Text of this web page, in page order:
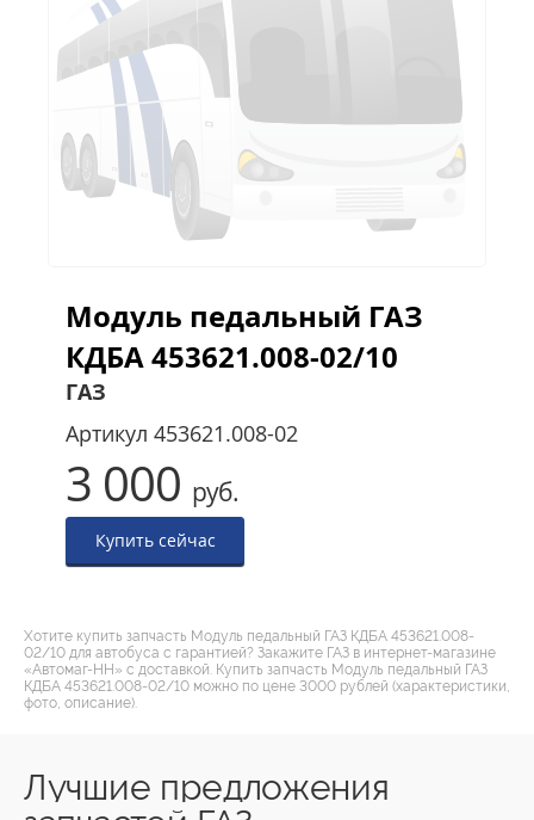
Модуль педальный ГАЗ
КДБА 453621.008-02/10
ГАЗ
Артикул 453621.008-02
3 000 руб.
Купить сейчас
Хотите купить запчасть Модуль педальный ГАЗ КДБА 453621.008-
02/10 для автобуса с гарантией? Закажите ГАЗ в интернет-магазине
«Автомаг-НН» с доставкой. Купить запчасть Модуль педальный ГАЗ
КДБА 453621.008-02/10 можно по цене 3000 рублей (характеристики,
фото, описание).
Лучшие предложения